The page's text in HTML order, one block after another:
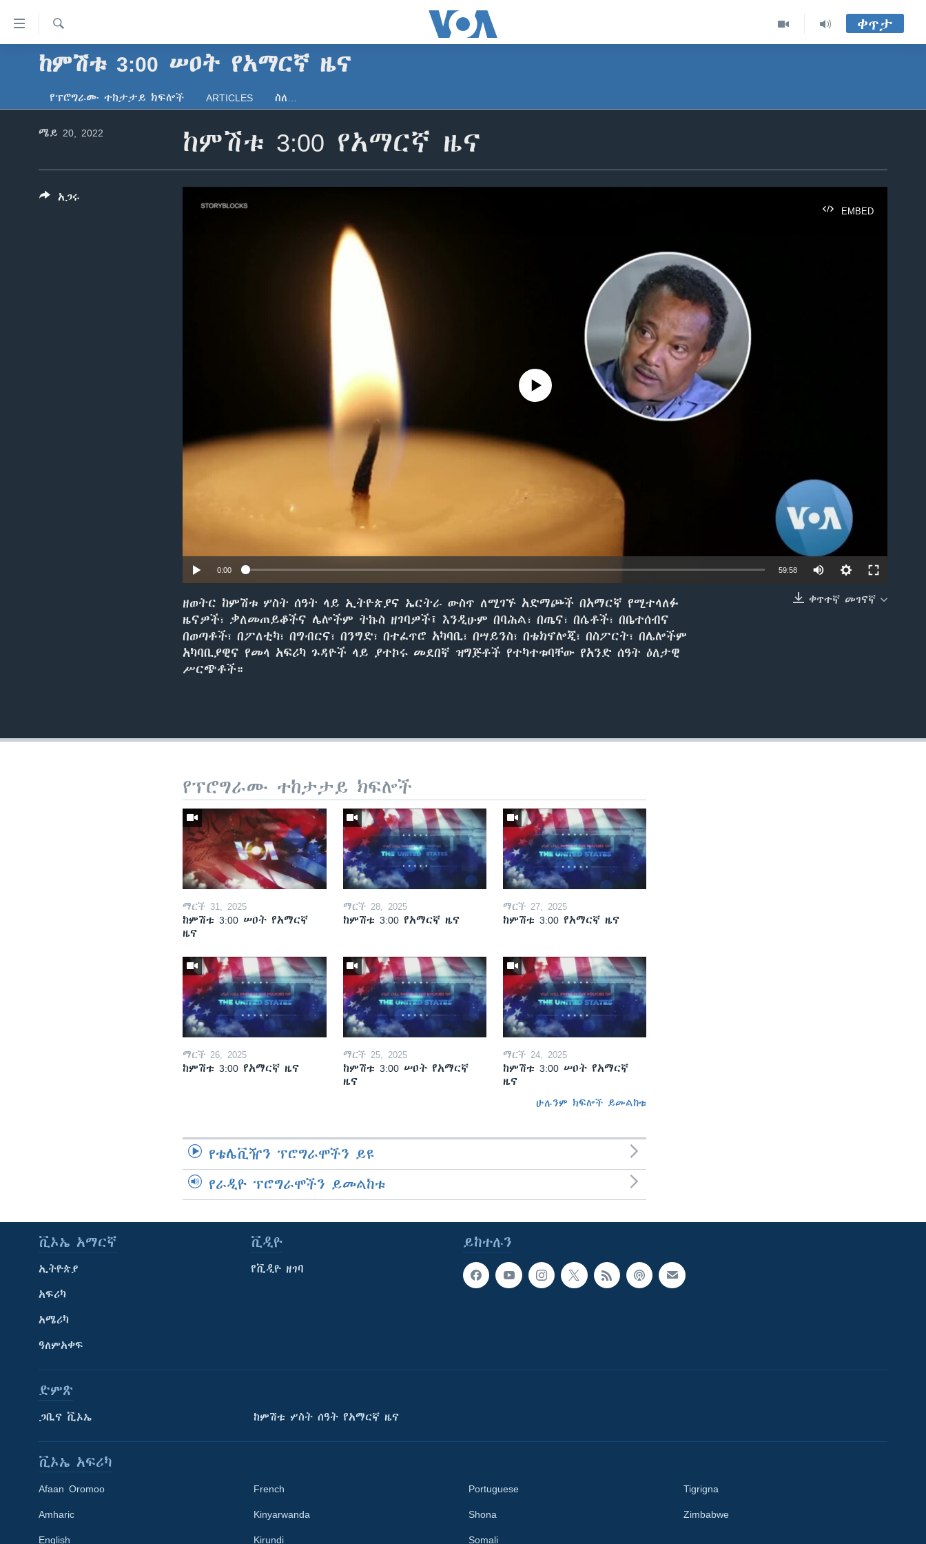
የመሥሪያ
ማገናኛዎች
ይዘትአፍሪካ
ዓለምአቀፍ
ጋቢና ቪኦኤ
ከምሽቱ ሦስት ሰዓት የአማርኛ ዜና
የፎቶ መድብሎች
ፈልግ
ቀጥታ
ከምሽቱ 3:00 ሠዐት የአማርኛ ዜና
የፕሮግራሙ ተከታታይ ክፍሎች ARTICLES ስለ…
ከምሽቱ 3:00 የአማርኛ ዜና
ሜይ 20, 2022
EMBED
EMBED
No media source currently available
0:00 59:58
ቀጥተኛ መገናኛ
ዘወትር ከምሽቱ ሦስት ሰዓት ላይ ኢትዮጵያና ኤርትራ ውስጥ ለሚገኙ አድማጮች በአማርኛ የሚተላለፉ
ዜናዎች፣ ቃለመጠይቆችና ሌሎችም ትኩስ ዘገባዎች፤ እንዲሁም በባሕል፣ በጤና፣ በሴቶች፣ በቤተሰብና
በወጣቶች፣ በፖለቲካ፣ በግብርና፣ በንግድ፣ በተፈጥሮ አካባቢ፣ በሣይንስ፣ በቴክኖሎጂ፣ በስፖርት፣ በሌሎችም
አካባቢያዊና የመላ አፍሪካ ጉዳዮች ላይ ያተኮሩ መደበኛ ዝግጅቶች የተካተቱባቸው የአንድ ሰዓት ዕለታዊ
ሥርጭቶች።
አጋሩ
የፕሮግራሙ ተከታታይ ክፍሎች
ማርች 31, 2025
ከምሽቱ 3:00 ሠዐት የአማርኛ
ዜና
ማርች 28, 2025
ከምሽቱ 3:00 የአማርኛ ዜና
ማርች 27, 2025
ከምሽቱ 3:00 የአማርኛ ዜና
ማርች 26, 2025
ከምሽቱ 3:00 የአማርኛ ዜና
ማርች 25, 2025
ከምሽቱ 3:00 ሠዐት የአማርኛ
ዜና
ማርች 24, 2025
ከምሽቱ 3:00 ሠዐት የአማርኛ
ዜና
ሁሉንም ክፍሎች ይመልከቱ
የቴሌቪዥን ፕሮግራሞችን ይዩ
የራዲዮ ፕሮግራሞችን ይመልከቱ
ይከተሉን
ቪኦኤ አማርኛ
ኢትዮጵያ
አፍሪካ
አሜሪካ
ዓለምአቀፍ
ቪዲዮ
የቪዲዮ ዘገባ
ድምጽ
ጋቢና ቪኦኤ ከምሽቱ ሦስት ሰዓት የአማርኛ ዜና
ቪኦኤ አፍሪካ
Afaan Oromoo
Amharic
English
French
Kinyarwanda
Kirundi
Portuguese
Shona
Somali
Tigrigna
Zimbabwe